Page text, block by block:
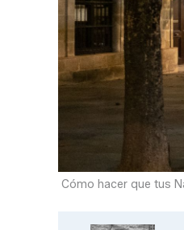
Cómo hacer que tus